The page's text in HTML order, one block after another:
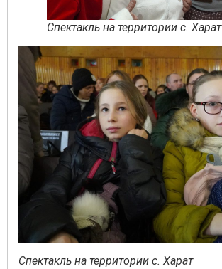
Спектакль на территории с. Харат
Спектакль на территории с. Харат